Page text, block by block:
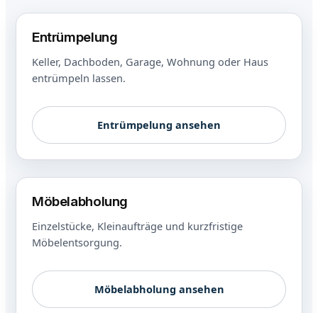
Entrümpelung
Keller, Dachboden, Garage, Wohnung oder Haus
entrümpeln lassen.
Entrümpelung ansehen
Möbelabholung
Einzelstücke, Kleinaufträge und kurzfristige
Möbelentsorgung.
Möbelabholung ansehen